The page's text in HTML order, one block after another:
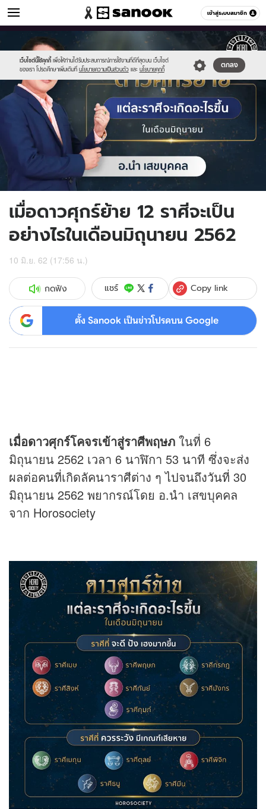
เข้าสู่ระบบสมาชิก
ดูดวง หมวดอื่นๆ
เว็บไซต์นี้ใช้คุกกี้ เพื่อให้ท่านได้รับประสบการณ์การใช้งานที่ดีที่สุดบน เว็บไซต์
ของเรา โปรดศึกษาเพิ่มเติมที่ นโยบายความเป็นส่วนตัว และ นโยบายคุกกี้
ตกลง
Sanook
//s.isanook.com/sr/0/images/logo-
new-
sanook.png
//s.isanook.com/ho/0/ud/32/162141/nh.jpg
เมื่อดาวศุกร์ย้าย 12 ราศีจะเป็น
อย่างไรในเดือนมิถุนายน 2562
10 มิ.ย. 62 (17:56 น.)
กดฟัง แชร์ Copy link
ตั้ง Sanook เป็นข่าวโปรดบน Google
เมื่อดาวศุกร์โคจรเข้าสู่ราศีพฤษภ ในที่ 6
มิถุนายน 2562 เวลา 6 นาฬิกา 53 นาที ซึ่งจะส่ง
ผลต่อคนที่เกิดลัคนาราศีต่าง ๆ ไปจนถึงวันที่ 30
มิถุนายน 2562 พยากรณ์โดย อ.นำ เสขบุคคล
จาก Horosociety